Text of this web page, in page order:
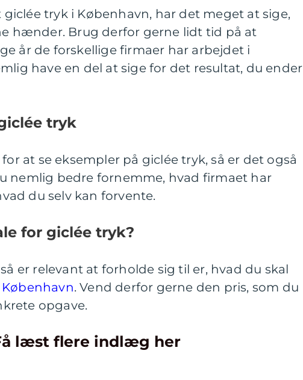
giclée tryk i København, har det meget at sige,
hænder. Brug derfor gerne lidt tid på at
år de forskellige firmaer har arbejdet i
have en del at sige for det resultat, du ender
tryk
at se eksempler på giclée tryk, så er det også
nemlig bedre fornemme, hvad firmaet har
du selv kan forvente.
for giclée tryk?
er relevant at forholde sig til er, hvad du skal
. Vend derfor gerne den pris, som du
opgave.
læst flere indlæg her